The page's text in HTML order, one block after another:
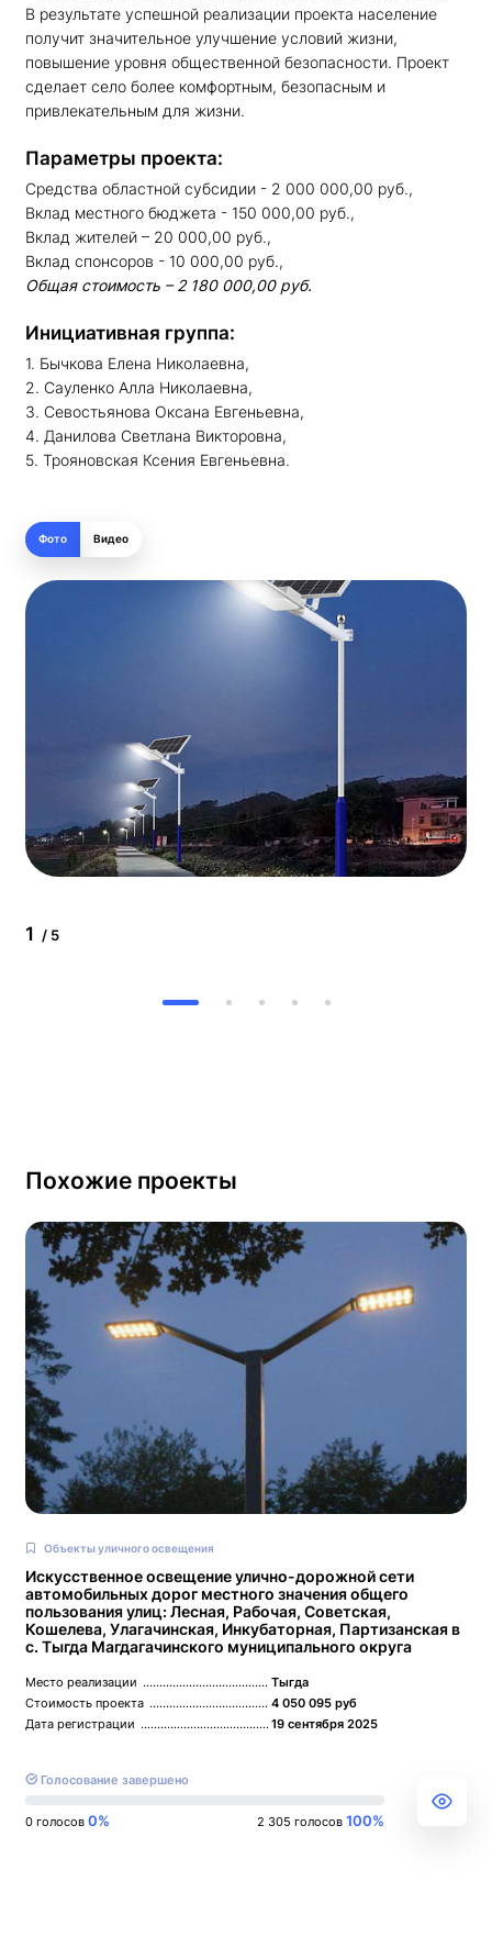
В результате успешной реализации проекта население
получит значительное улучшение условий жизни,
повышение уровня общественной безопасности. Проект
сделает село более комфортным, безопасным и
привлекательным для жизни.
Параметры проекта:
Средства областной субсидии - 2 000 000,00 руб.,
Вклад местного бюджета - 150 000,00 руб.,
Вклад жителей – 20 000,00 руб.,
Вклад спонсоров - 10 000,00 руб.,
Общая стоимость – 2 180 000,00 руб.
Инициативная группа:
1. Бычкова Елена Николаевна,
2. Сауленко Алла Николаевна,
3. Севостьянова Оксана Евгеньевна,
4. Данилова Светлана Викторовна,
5. Трояновская Ксения Евгеньевна.
Фото Видео
1 / 5
Похожие проекты
Объекты уличного освещения
Искусственное освещение улично-дорожной сети
автомобильных дорог местного значения общего
пользования улиц: Лесная, Рабочая, Советская,
Кошелева, Улагачинская, Инкубаторная, Партизанская в
с. Тыгда Магдагачинского муниципального округа
Место реализации
Тыгда
Стоимость проекта
4 050 095 руб
Дата регистрации
19 сентября 2025
Голосование завершено
0 голосов 0% 2 305 голосов 100%